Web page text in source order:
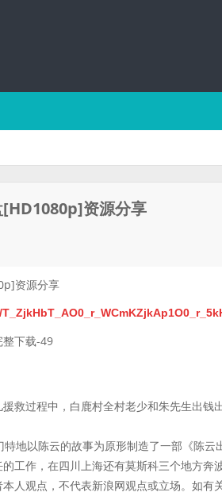
[HD1080p]资源分享
资源分享
整下载-49
救过程中，白鹿村全村老少和朱先生出钱
地以陈云的故事为原形制造了一部《陈云
工作，在四川上海还有莫斯科三个地方奔波
人观点，不代表新浪网观点或立场。如有